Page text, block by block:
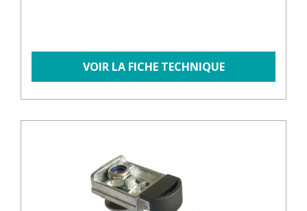
VOIR LA FICHE TECHNIQUE